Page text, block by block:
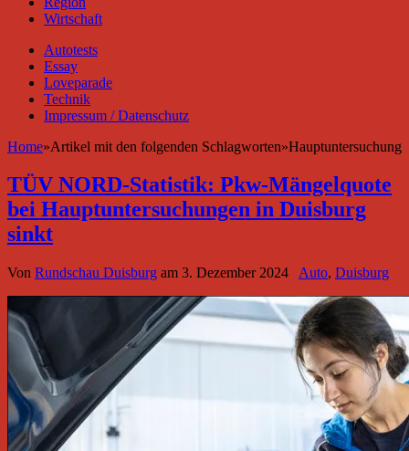
Wirtschaft
Autotests
Essay
Loveparade
Technik
Impressum / Datenschutz
Home»Artikel mit den folgenden Schlagworten»Hauptuntersuchung
TÜV NORD-Statistik: Pkw-Mängelquote
bei Hauptuntersuchungen in Duisburg
sinkt
Von Rundschau Duisburg am 3. Dezember 2024 Auto, Duisburg